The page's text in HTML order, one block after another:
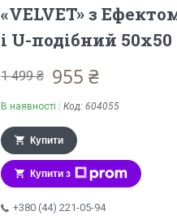
«VELVET» з
і U-подібний
1 499 ₴ 955 ₴
В наявності Код: 604055
Купити
Купити з
+380 (44) 221-05-94